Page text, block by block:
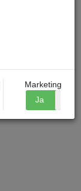
Marketing
Ja